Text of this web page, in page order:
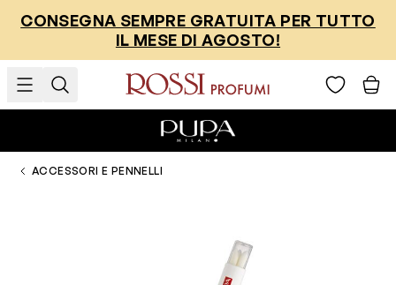
CONSEGNA SEMPRE GRATUITA PER TUTTO
IL MESE DI AGOSTO!
ACCESSORI E PENNELLI